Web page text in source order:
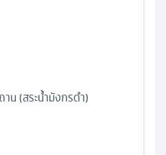
น (สระน้ำมังกรดำ)